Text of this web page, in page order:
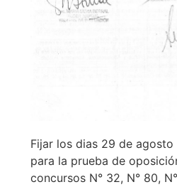
Fijar los dias 29 de
para la prueba de
concursos N° 32, N° 80,